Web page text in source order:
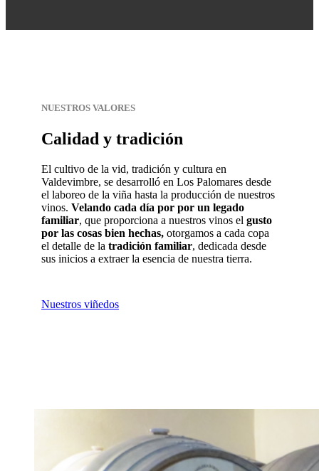
NUESTROS VALORES
Calidad y tradición
El cultivo de la vid, tradición y cultura en
Valdevimbre, se desarrolló en Los Palomares desde
el laboreo de la viña hasta la producción de nuestros
vinos. Velando cada día por por un legado
familiar, que proporciona a nuestros vinos el gusto
por las cosas bien hechas, otorgamos a cada copa
el detalle de la tradición familiar, dedicada desde
sus inicios a extraer la esencia de nuestra tierra.
Nuestros viñedos